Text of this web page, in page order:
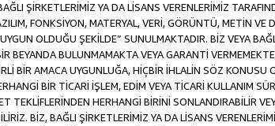
ŞİRKETLERİMİZ YA DA LİSANS VERENLERİMİZ
FONKSİYON, MATERYAL, VERİ, GÖRÜNTÜ, METİN VE
OLDUĞU ŞEKİLDE” SUNULMAKTADIR. BİZ VEYA
BEYANDA BULUNMAMAKTA VEYA GARANTİ
BİR AMACA UYGUNLUĞA, HİÇBİR İHLALİN SÖZ
BİR TİCARİ İŞLEM, EDİM VEYA TİCARİ KULLANIM
TEKLİFLERİNDEN HERHANGİ BİRİNİ SONLANDIRABİLİR
BİZ, BAĞLI ŞİRKETLERİMİZ YA DA LİSANS